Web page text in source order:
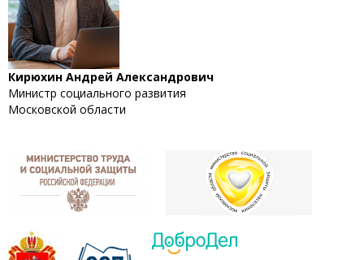
Кирюхин Андрей Александрович
Министр социального развития
Московской области